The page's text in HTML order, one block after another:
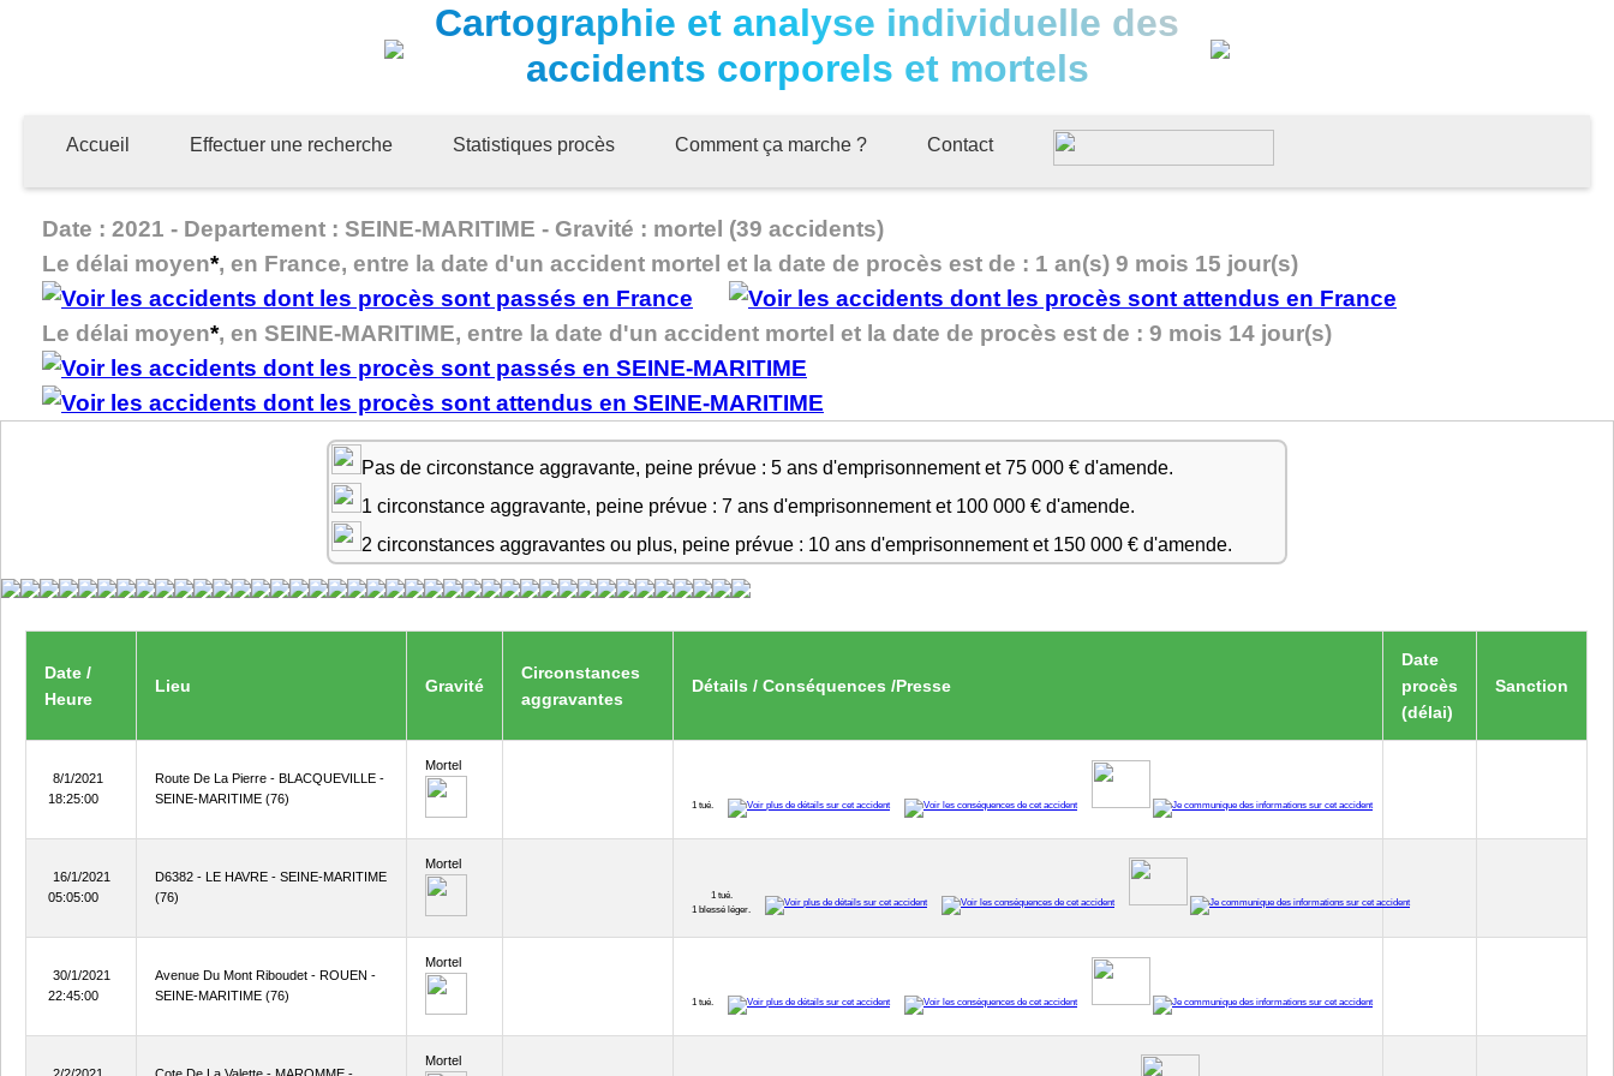
Cartographie et analyse individuelle des
accidents corporels et mortels
Accueil Effectuer une recherche Statistiques procès Comment ça marche ? Contact
Date : 2021 - Departement : SEINE-MARITIME - Gravité : mortel (39 accidents)
Le délai moyen*, en France, entre la date d'un accident mortel et la date de procès est de : 1 an(s) 9 mois 15 jour(s)
Le délai moyen*, en SEINE-MARITIME, entre la date d'un accident mortel et la date de procès est de : 9 mois 14 jour(s)
Pas de circonstance aggravante, peine prévue : 5 ans d'emprisonnement et 75 000 € d'amende.
1 circonstance aggravante, peine prévue : 7 ans d'emprisonnement et 100 000 € d'amende.
2 circonstances aggravantes ou plus, peine prévue : 10 ans d'emprisonnement et 150 000 € d'amende.
Date /
Heure
Lieu Gravité
Circonstances
aggravantes
Détails / Conséquences /Presse
Date
procès
(délai)
Sanction
8/1/2021
18:25:00
Route De La Pierre - BLACQUEVILLE -
SEINE-MARITIME (76)
Mortel
1 tué.
16/1/2021
05:05:00
D6382 - LE HAVRE - SEINE-MARITIME
(76)
Mortel
1 tué.
1 blessé léger.
30/1/2021
22:45:00
Avenue Du Mont Riboudet - ROUEN -
SEINE-MARITIME (76)
Mortel
1 tué.
Mortel